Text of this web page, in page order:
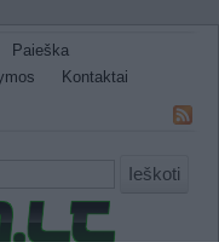
Paieška
Kontaktai
Ieškoti